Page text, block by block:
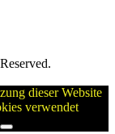
dieser Website
verwendet